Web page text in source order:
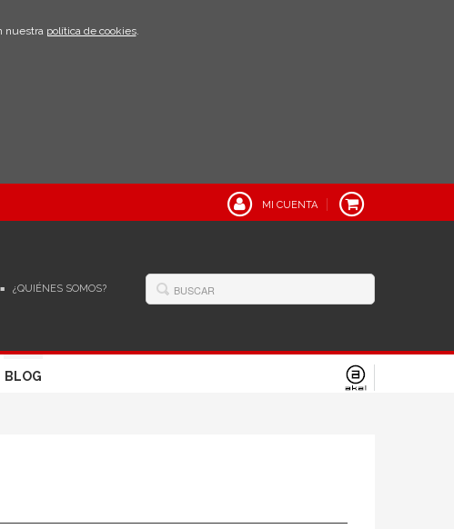
nuestra política de cookies.
MI CUENTA
¿QUIÉNES SOMOS?
BLOG